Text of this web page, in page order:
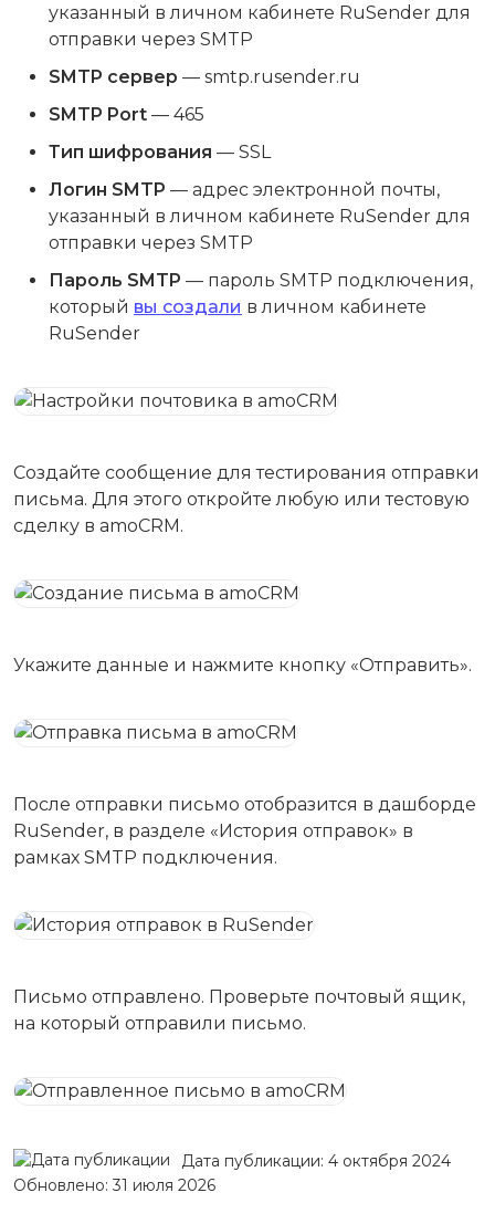
указанный в личном кабинете RuSender для
отправки через SMTP
SMTP сервер — smtp.rusender.ru
SMTP Port — 465
Тип шифрования — SSL
Логин SMTP — адрес электронной почты,
указанный в личном кабинете RuSender для
отправки через SMTP
Пароль SMTP — пароль SMTP подключения,
который вы создали в личном кабинете
RuSender
Создайте сообщение для тестирования отправки
письма. Для этого откройте любую или тестовую
сделку в amoCRM.
Укажите данные и нажмите кнопку «Отправить».
После отправки письмо отобразится в дашборде
RuSender, в разделе «История отправок» в
рамках SMTP подключения.
Письмо отправлено. Проверьте почтовый ящик,
на который отправили письмо.
Дата публикации: 4 октября 2024
Обновлено: 31 июля 2026